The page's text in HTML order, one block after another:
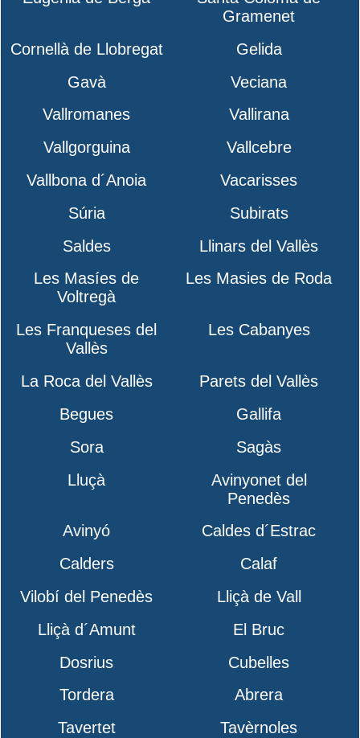
Gramenet
Cornellà de Llobregat
Gelida
Gavà
Veciana
Vallromanes
Vallirana
Vallgorguina
Vallcebre
Vallbona d´Anoia
Vacarisses
Súria
Subirats
Saldes
Llinars del Vallès
Les Masíes de
Voltregà
Les Masies de Roda
Les Franqueses del
Vallès
Les Cabanyes
La Roca del Vallès
Parets del Vallès
Begues
Gallifa
Sora
Sagàs
Lluçà
Avinyonet del
Penedès
Avinyó
Caldes d´Estrac
Calders
Calaf
Vilobí del Penedès
Lliçà de Vall
Lliçà d´Amunt
El Bruc
Dosrius
Cubelles
Tordera
Abrera
Tavertet
Tavèrnoles